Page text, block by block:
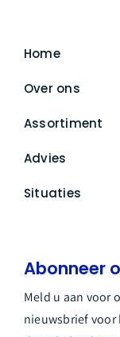
Home
Over ons
Assortiment
Advies
Situaties
Abonneer
Meld u aan voor
nieuwsbrief voor